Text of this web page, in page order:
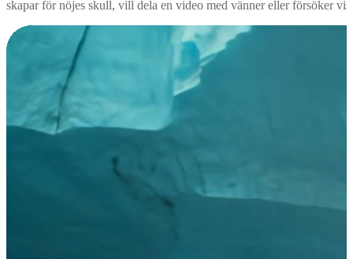
skapar för nöjes skull, vill dela en video med vänner eller försöker